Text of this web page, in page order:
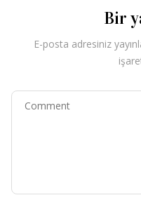
Bir
E-posta adresiniz
Comment